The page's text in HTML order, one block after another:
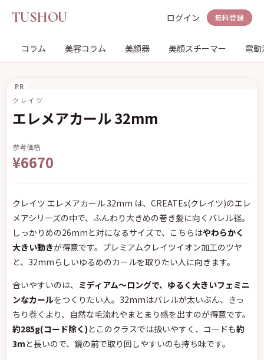
TUSHOU ログイン 無料登録
コラム 美容コラム 美顔器 美顔スチーマー 電
PR
クレイツ
エレメアカール 32mm
参考価格
¥6670
クレイツ エレメアカール 32mm は、CREATEs(クレイツ)のエレ
メアシリーズの中で、ふんわり大きめの巻き髪に向くバレル径。
しっかりめの26mmと対になるサイズで、こちらはやわらかく
大きい動きが得意です。プレミアムクレイツイオン加工のツヤ
と、32mmらしいゆるめのカールを取りたい人に向きます。
合いやすいのは、 ミディアム〜ロングで、ゆるく大きいフェミニ
ンなカールをつくりたい人。32mmはバレルが太いぶん、きっ
ちり巻くより、自然な毛流れやまとまり感を出すのが得意です。
約285g(コード除く)とこのクラスでは扱いやすく、コードも約
3mと長いので、鏡の前で取り回しやすいのも持ち味です。